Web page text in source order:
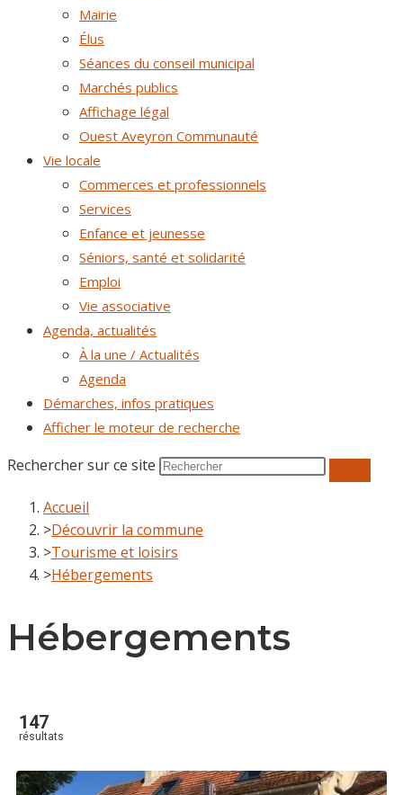
Mairie
Élus
Séances du conseil municipal
Marchés publics
Affichage légal
Ouest Aveyron Communauté
Vie locale
Commerces et professionnels
Services
Enfance et jeunesse
Séniors, santé et solidarité
Emploi
Vie associative
Agenda, actualités
À la une / Actualités
Agenda
Démarches, infos pratiques
Afficher le moteur de recherche
Rechercher sur ce site
Accueil
>Découvrir la commune
>Tourisme et loisirs
>Hébergements
Hébergements
147
résultats